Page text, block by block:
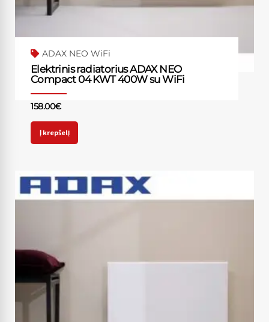
ADAX NEO WiFi
Elektrinis radiatorius ADAX NEO
Compact 04 KWT 400W su WiFi
158.00€
Į krepšelį